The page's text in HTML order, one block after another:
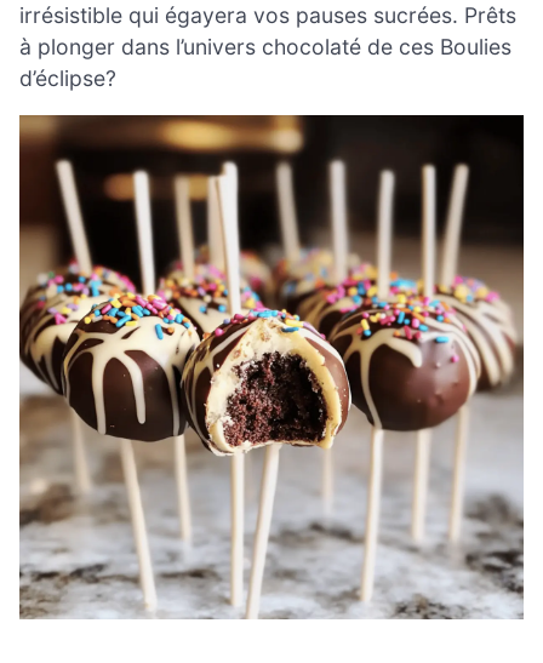
irrésistible qui égayera vos pauses sucrées. Prêts
à plonger dans l’univers chocolaté de ces Boulies
d’éclipse?